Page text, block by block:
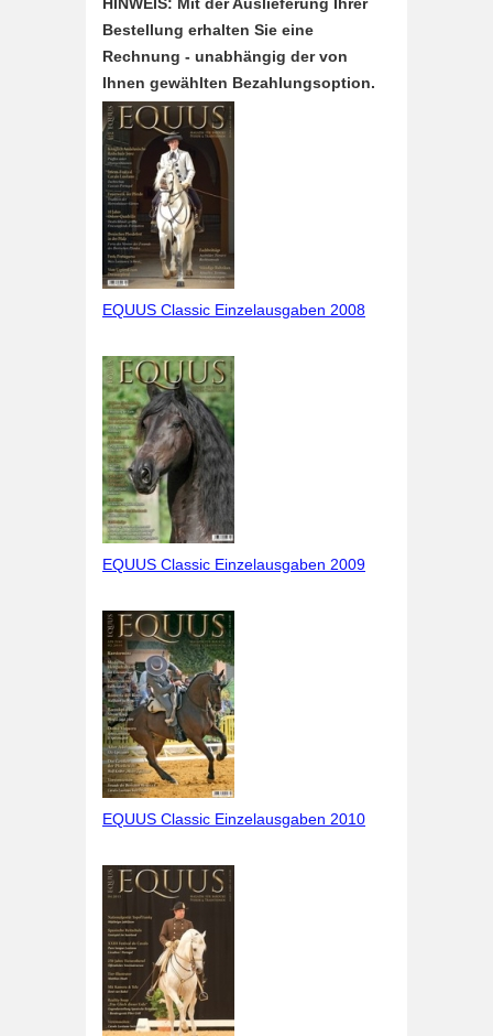
Bestellung erhalten Sie eine
Rechnung - unabhängig der von
Ihnen gewählten Bezahlungsoption.
EQUUS Classic Einzelausgaben 2008
EQUUS Classic Einzelausgaben 2009
EQUUS Classic Einzelausgaben 2010